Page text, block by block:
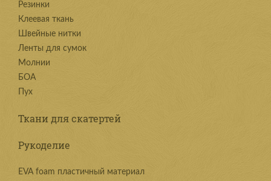
Резинки
Клеевая ткань
Швейные нитки
Ленты для сумок
Молнии
БОА
Пух
Ткани для скатертей
Рукоделие
EVA foam пластичный материал